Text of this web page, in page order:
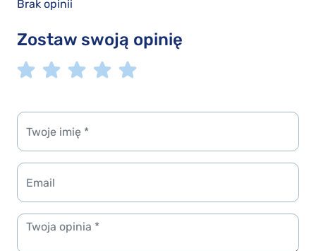
Brak opinii
Zostaw swoją opinię